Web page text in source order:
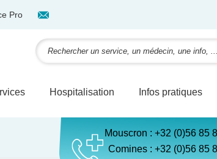
Pro
Hospitalisation Infos pratiques
Mouscron :+32 (0)56 85
Comines :+32 (0)56 85